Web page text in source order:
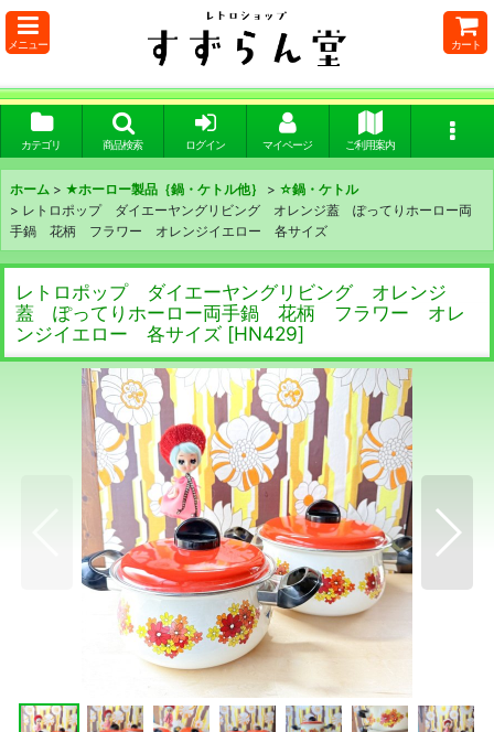
メニュー カート
カテゴリ 商品検索 ログイン マイページ ご利用案内
ホーム > ★ホーロー製品｛鍋・ケトル他｝ > ☆鍋・ケトル
> レトロポップ ダイエーヤングリビング オレンジ蓋 ぽってりホーロー両
手鍋 花柄 フラワー オレンジイエロー 各サイズ
レトロポップ ダイエーヤングリビング オレンジ
蓋 ぽってりホーロー両手鍋 花柄 フラワー オレ
ンジイエロー 各サイズ [HN429]